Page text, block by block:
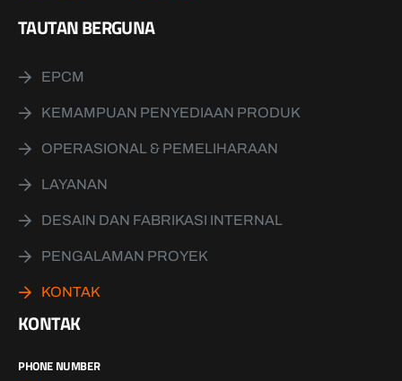
TAUTAN BERGUNA
EPCM
KEMAMPUAN PENYEDIAAN PRODUK
OPERASIONAL & PEMELIHARAAN
LAYANAN
DESAIN DAN FABRIKASI INTERNAL
PENGALAMAN PROYEK
KONTAK
KONTAK
PHONE NUMBER